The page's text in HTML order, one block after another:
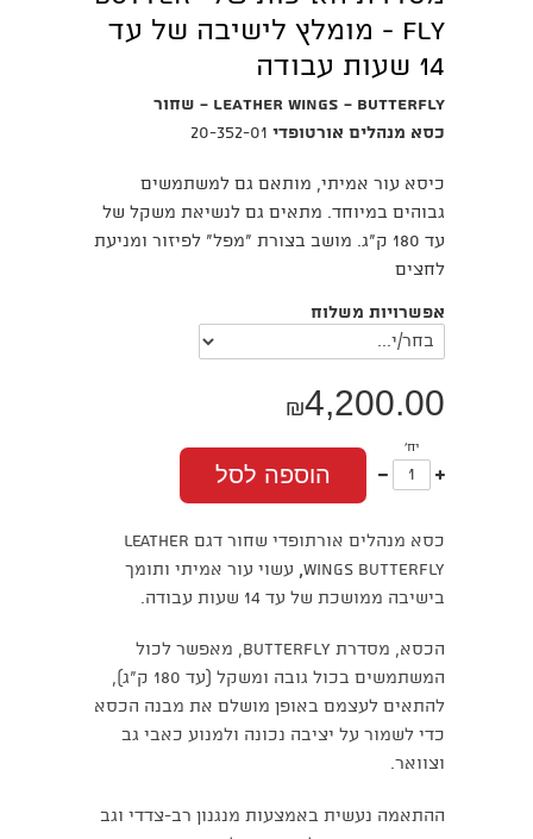
fly - מומלץ לישיבה של עד
14 שעות עבודה
Leather Wings - Butterfly - שחור
כסא מנהלים אורטופדי 20-352-01
כיסא עור אמיתי, מותאם גם למשתמשים
גבוהים במיוחד. מתאים גם לנשיאת משקל של
עד 180 ק"ג. מושב בצורת "מפל" לפיזור ומניעת
לחצים
אפשרויות משלוח
₪4,200.00
יח'
עוד
אחד
אחד
הוספה לסל
כסא מנהלים אורתופדי שחור דגם LEATHER
WINGS BUTTERFLY
, עשוי עור אמיתי ותומך
בישיבה ממושכת של עד 14 שעות עבודה.
הכסא, מסדרת Butterfly, מאפשר לכול
המשתמשים בכול גובה ומשקל (עד 180 ק״ג),
להתאים לעצמם באופן מושלם את מבנה הכסא
כדי לשמור על יציבה נכונה ולמנוע כאבי גב
וצוואר.
ההתאמה נעשית באמצעות מנגנון רב-צדדי וגב